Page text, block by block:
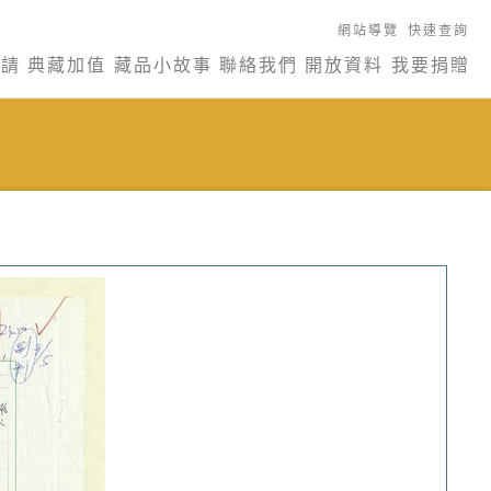
網站導覽 快速查詢
典藏加值 藏品小故事 聯絡我們 開放資料 我要捐贈